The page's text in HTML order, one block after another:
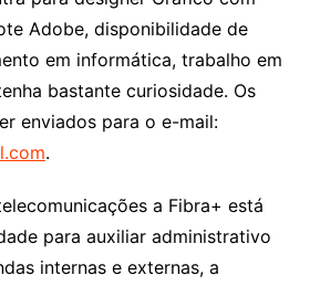
Adobe, disponibilidade de
em informática, trabalho em
bastante curiosidade. Os
enviados para o e-mail:
.
a Fibra+ está
para auxiliar administrativo
internas e externas, a